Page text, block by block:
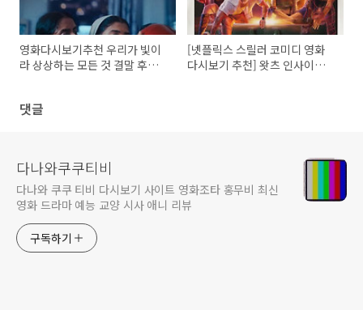
영화다시보기추천 우리가 빛이
라 상상하는 모든 것 결말 후기
[넷플릭스 스릴러 코미디 영화
다시보기 추천] 왓츠 인사이드
댓글
다나와쿠쿠티비
다나와 쿠쿠 티비 다시보기 사이트 영화조타 홍무비 최신
영화 드라마 예능 교양 시사 애니 리뷰
구독하기